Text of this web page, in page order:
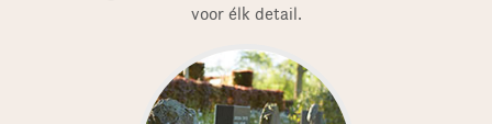
voor élk detail.